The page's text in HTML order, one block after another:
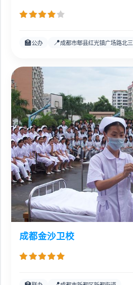
🏫公办 📍成都市郫县红光镇广场路北三
成都金沙卫校